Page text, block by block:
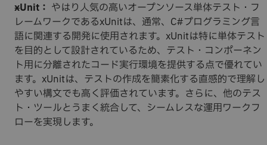
xUnit： やはり人気の高いオープンソース単体テスト・フ
レームワークであるxUnitは、通常、C#プログラミング言
語に関連する開発に使用されます。xUnitは特に単体テスト
を目的として設計されているため、テスト・コンポーネン
ト用に分離されたコード実行環境を提供する点で優れてい
ます。xUnitは、テストの作成を簡素化する直感的で理解し
やすい構文でも高く評価されています。さらに、他のテス
ト・ツールとうまく統合して、シームレスな運用ワークフ
ローを実現します。